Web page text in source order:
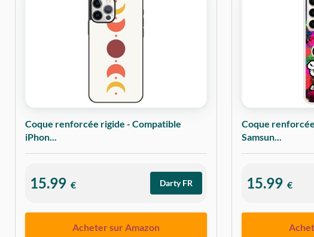
Coque renforcée rigide - Compatible
iPhon...
15.99 € Darty FR
Acheter sur Amazon
Coque
Samsun...
15.99 €